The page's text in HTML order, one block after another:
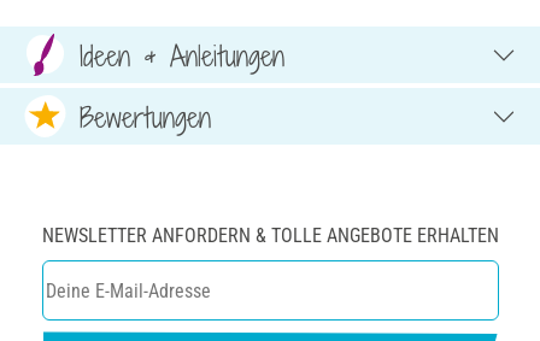
Ideen & Anleitungen
Bewertungen
NEWSLETTER ANFORDERN & TOLLE ANGEBOTE ERHALTEN